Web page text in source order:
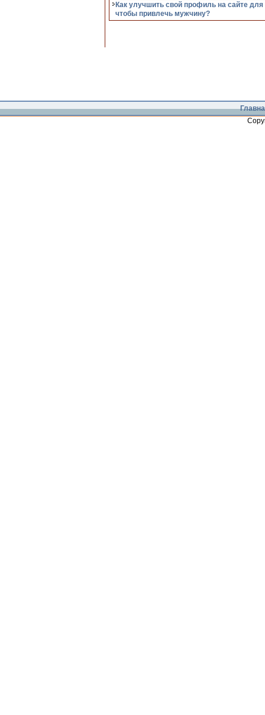
Как улучшить свой профиль на сайте для
чтобы привлечь мужчину?